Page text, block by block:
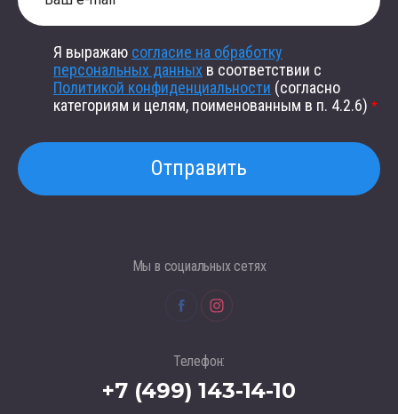
Телефон:
+7 (499) 143-14-10
Я выражаю согласие на обработку
персональных данных в соответствии с
Политикой конфиденциальности (согласно
категориям и целям, поименованным в п. 4.2.6) *
Отправить
Мы в социальных сетях